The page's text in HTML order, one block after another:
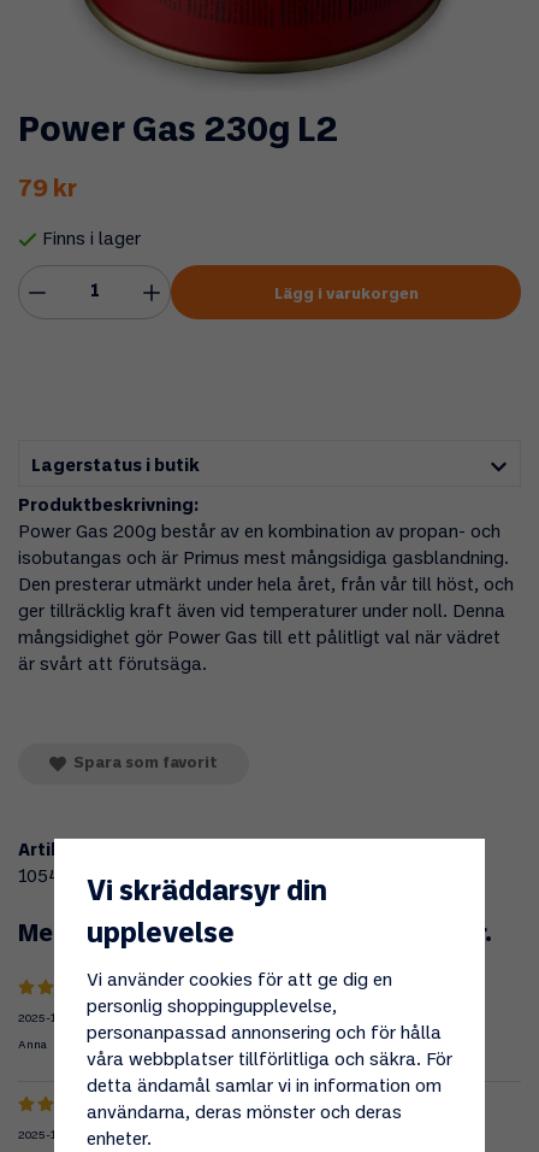
Power Gas 230g L2
79 kr
Finns i lager
Lägg i varukorgen
Lagerstatus i butik
Produktbeskrivning:
Power Gas 200g består av en kombination av propan- och
isobutangas och är Primus mest mångsidiga gasblandning.
Den presterar utmärkt under hela året, från vår till höst, och
ger tillräcklig kraft även vid temperaturer under noll. Denna
mångsidighet gör Power Gas till ett pålitligt val när vädret
är svårt att förutsäga.
Spara som favorit
Artikelnummer:
105435
Medelbetyg4.5/5 baserat på st röster.
2025-10-17
Anna
2025-10-05
Vi skräddarsyr din
upplevelse
Vi använder cookies för att ge dig en
personlig shoppingupplevelse,
personanpassad annonsering och för hålla
våra webbplatser tillförlitliga och säkra. För
detta ändamål samlar vi in information om
användarna, deras mönster och deras
enheter.